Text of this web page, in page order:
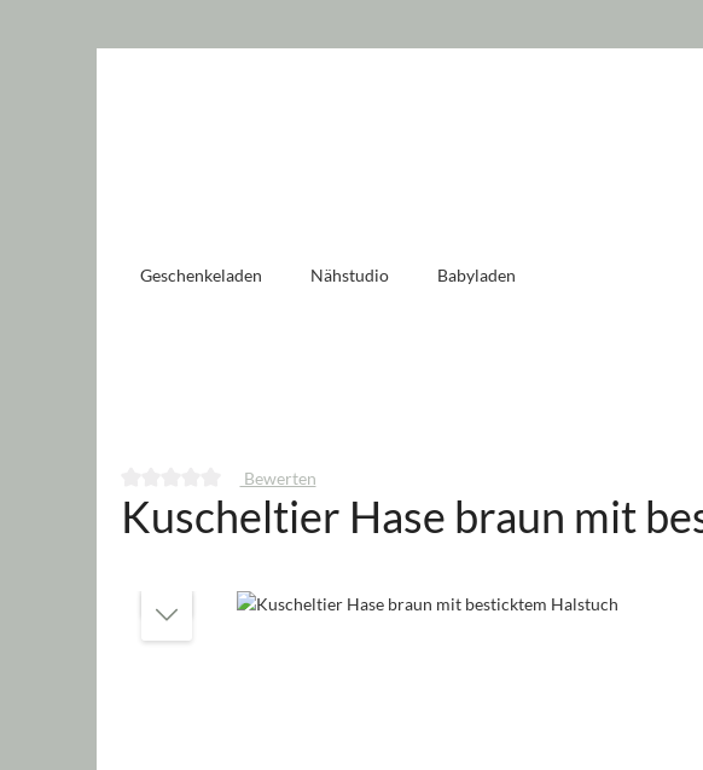
Geschenkeladen Nähstudio Babyladen
Durchschnittliche Bewertung von 0 von 5 Sternen
Bewerten
Kuscheltier Hase braun mit
Bildergalerie überspringen